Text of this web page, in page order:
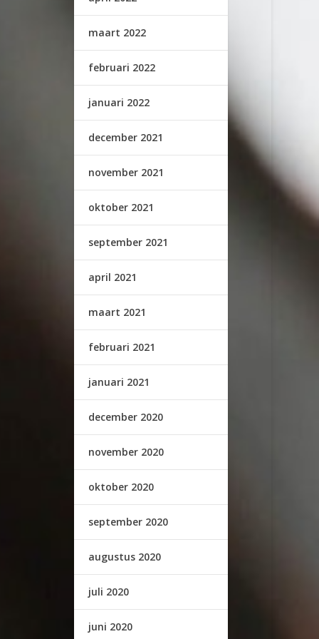
maart 2022
februari 2022
januari 2022
december 2021
november 2021
oktober 2021
september 2021
april 2021
maart 2021
februari 2021
januari 2021
december 2020
november 2020
oktober 2020
september 2020
augustus 2020
juli 2020
juni 2020